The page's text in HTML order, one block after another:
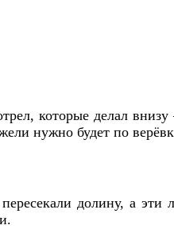
которые делал
нужно будет по
долину, а эти